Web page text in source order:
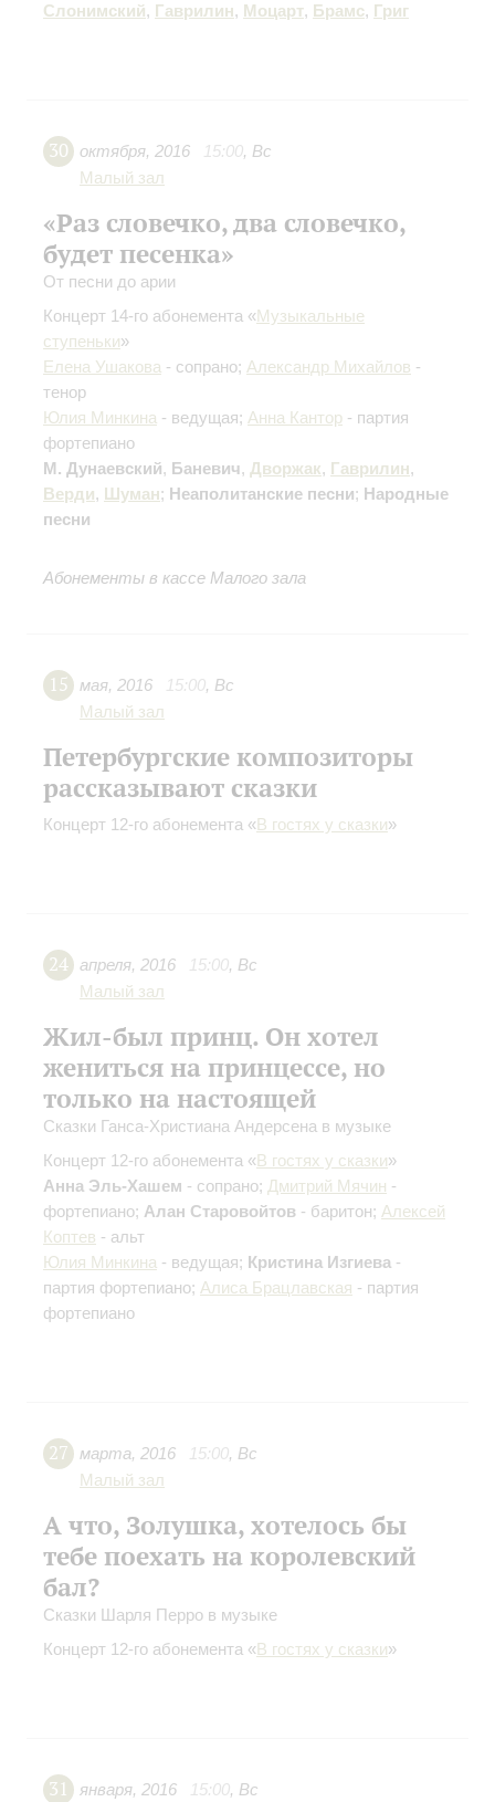
Слонимский, Гаврилин, Моцарт, Брамс, Григ
30 октября, 2016 15:00, Вс
Малый зал
«Раз словечко, два словечко,
будет песенка»
От песни до арии
Концерт 14-го абонемента «Музыкальные
ступеньки»
Елена Ушакова - сопрано; Александр Михайлов -
тенор
Юлия Минкина - ведущая; Анна Кантор - партия
фортепиано
М. Дунаевский, Баневич, Дворжак, Гаврилин,
Верди, Шуман; Неаполитанские песни; Народные
песни
Абонементы в кассе Малого зала
15 мая, 2016 15:00, Вс
Малый зал
Петербургские композиторы
рассказывают сказки
Концерт 12-го абонемента «В гостях у сказки»
24 апреля, 2016 15:00, Вс
Малый зал
Жил-был принц. Он хотел
жениться на принцессе, но
только на настоящей
Сказки Ганса-Христиана Андерсена в музыке
Концерт 12-го абонемента «В гостях у сказки»
Анна Эль-Хашем - сопрано; Дмитрий Мячин -
фортепиано; Алан Старовойтов - баритон; Алексей
Коптев - альт
Юлия Минкина - ведущая; Кристина Изгиева -
партия фортепиано; Алиса Брацлавская - партия
фортепиано
27 марта, 2016 15:00, Вс
Малый зал
А что, Золушка, хотелось бы
тебе поехать на королевский
бал?
Сказки Шарля Перро в музыке
Концерт 12-го абонемента «В гостях у сказки»
31 января, 2016 15:00, Вс